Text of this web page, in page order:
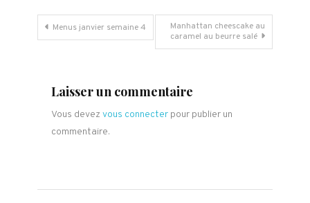
Navigation
l’article
Menus janvier semaine 4
Manhattan cheescake au
caramel au beurre salé
Laisser un commentaire
Vous devezvous connecter pour publier un
commentaire.